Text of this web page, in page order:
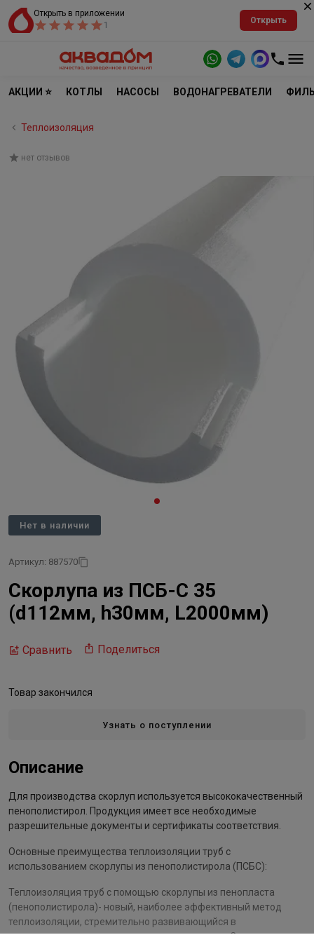
Открыть в приложении
1
Открыть
АКЦИИ ⭐ КОТЛЫ НАСОСЫ ВОДОНАГРЕВАТЕЛИ
Теплоизоляция
нет отзывов
Нет в наличии
Артикул: 887570
Скорлупа из ПСБ-С 35
(d112мм, h30мм, L2000мм)
Сравнить Поделиться
Товар закончился
Узнать о поступлении
Описание
Для производства скорлуп используется высококачественный
пенополистирол. Продукция имеет все необходимые
разрешительные документы и сертификаты соответствия.
Основные преимущества теплоизоляции труб с
использованием скорлупы из пенополистирола (ПСБС):
Теплоизоляция труб с помощью скорлупы из пенопласта
(пенополистирола)- новый, наиболее эффективный метод
теплоизоляции, стремительно развивающийся в
промышленном и гражданском строительстве. Скорлупа